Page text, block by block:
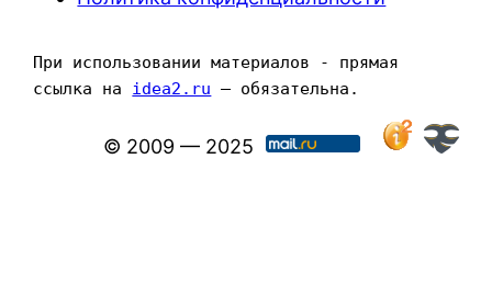
При использовании материалов - прямая
ссылка на idea2.ru — обязательна.
© 2009 — 2025